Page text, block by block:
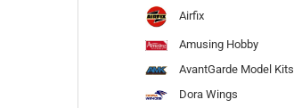
Airfix
Amusing Hobby
AvantGarde Model Kits
Dora Wings